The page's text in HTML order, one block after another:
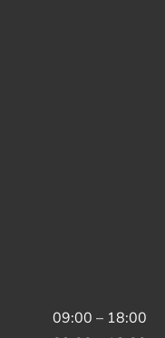
09:00 – 18:00